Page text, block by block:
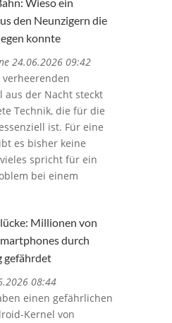
den Neunzigern die
konnte
24.06.2026 09:42
aus der Nacht steckt
Technik, die für die
ist. Für eine
es bisher keine
spricht für ein
bei einem
Millionen von
durch
gefährdet
08:44
einen gefährlichen
Kernel von